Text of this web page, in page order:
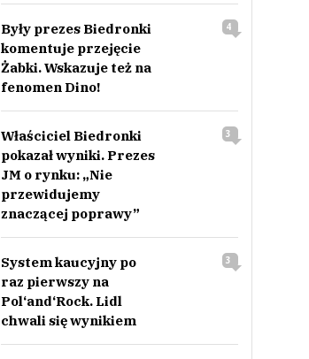
Były prezes Biedronki
komentuje przejęcie
Żabki. Wskazuje też na
fenomen Dino!
4
Właściciel Biedronki
pokazał wyniki. Prezes
JM o rynku: „Nie
przewidujemy
znaczącej poprawy”
3
System kaucyjny po
raz pierwszy na
Pol‘and‘Rock. Lidl
chwali się wynikiem
3